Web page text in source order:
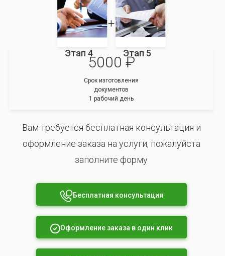
Этап 4 Этап 5
5000 ₽
Срок изготовления
документов
1 рабочий день
Вам требуется бесплатная консультация и
оформление заказа на услуги, пожалуйста
заполните форму
Бесплатная консультация
Оформление заказа в один клик